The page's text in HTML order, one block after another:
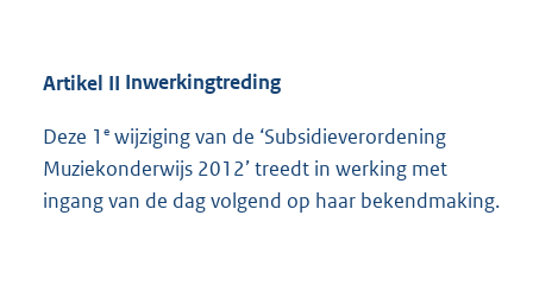
Artikel II Inwerkingtreding
Deze 1 e wijziging van de ‘Subsidieverordening
Muziekonderwijs 2012’ treedt in werking met
ingang van de dag volgend op haar bekendmaking.